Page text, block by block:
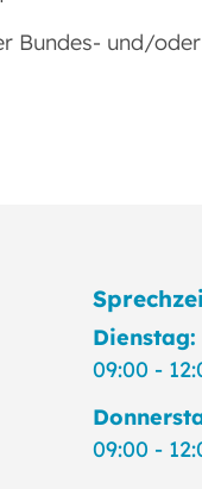
Bundes- und/
Dienstag:
09:00 -
09:00 -